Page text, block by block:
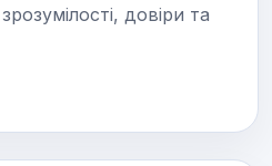
довіри та